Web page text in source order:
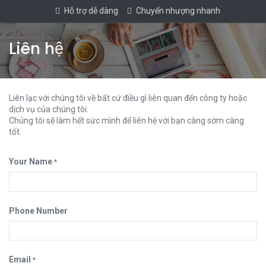
Hỗ trợ dễ dàng Chuyển nhượng nhanh
Liên hệ
Liên lạc với chúng tôi về bất cứ điều gì liên quan đến công ty hoặc
dịch vụ của chúng tôi.
Chúng tôi sẽ làm hết sức mình để liên hệ với bạn càng sớm càng
tốt.
Your Name *
Phone Number
Email *